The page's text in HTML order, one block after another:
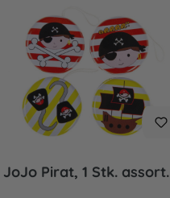
JoJo Pirat, 1 Stk. assort.